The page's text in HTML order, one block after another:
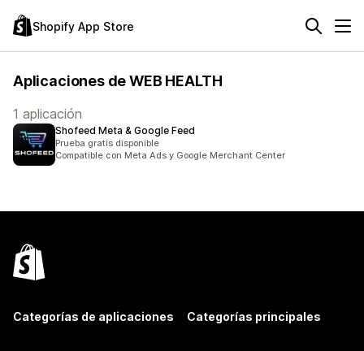
Shopify App Store
Aplicaciones de WEB HEALTH
1 aplicación
Shofeed Meta & Google Feed
Prueba gratis disponible
Compatible con Meta Ads y Google Merchant Center
Categorías de aplicaciones Categorías principales